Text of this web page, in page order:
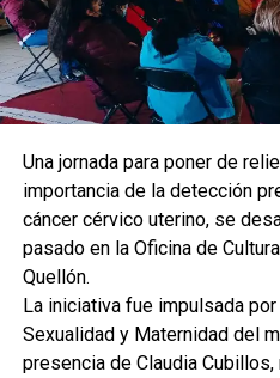
Una jornada para poner de
importancia de la detección
cáncer cérvico uterino, se
pasado en la Oficina de
Quellón.
La iniciativa fue impulsada
Sexualidad y Maternidad del
presencia de Claudia